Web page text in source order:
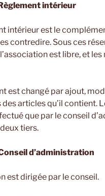
intérieur
intérieur est le
contredire. Sous ces
est libre, et
est changé par ajout,
des articles qu’il contient.
que par le conseil
tiers.
d’administration
est dirigée par le conseil.